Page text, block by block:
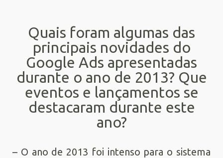
Quais foram algumas das
principais novidades do
Google Ads apresentadas
durante o ano de 2013? Que
eventos e lançamentos se
destacaram durante este
ano?
– O ano de 2013 foi intenso para o sistema